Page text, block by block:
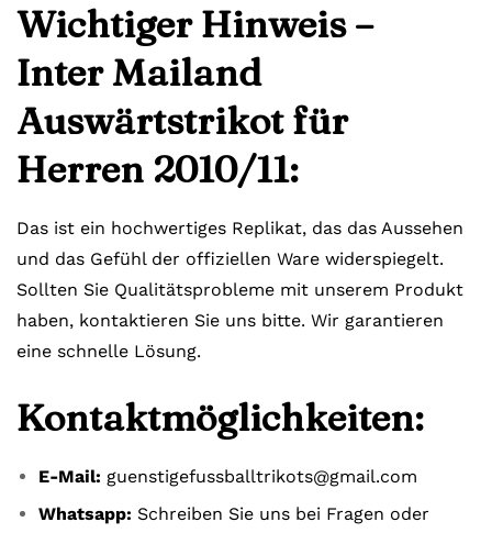
Wichtiger Hinweis –
Inter Mailand
Auswärtstrikot für
Herren 2010/11:
Das ist ein hochwertiges Replikat, das das Aussehen
und das Gefühl der offiziellen Ware widerspiegelt.
Sollten Sie Qualitätsprobleme mit unserem Produkt
haben, kontaktieren Sie uns bitte. Wir garantieren
eine schnelle Lösung.
Kontaktmöglichkeiten:
E-Mail: guenstigefussballtrikots@gmail.com
Whatsapp: Schreiben Sie uns bei Fragen oder